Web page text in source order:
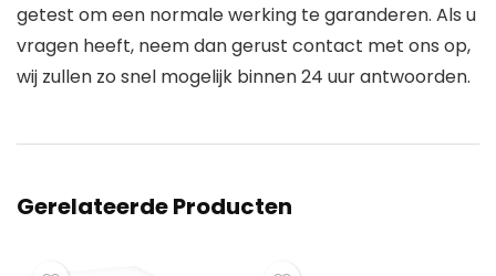
getest om een ​​normale werking te garanderen. Als u
vragen heeft, neem dan gerust contact met ons op,
wij zullen zo snel mogelijk binnen 24 uur antwoorden.
Gerelateerde Producten